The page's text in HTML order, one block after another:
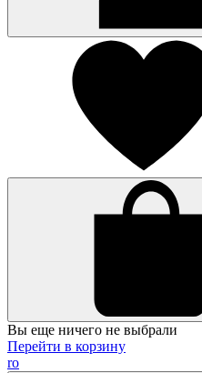
Вы еще ничего не выбрали
Перейти в корзину
ro